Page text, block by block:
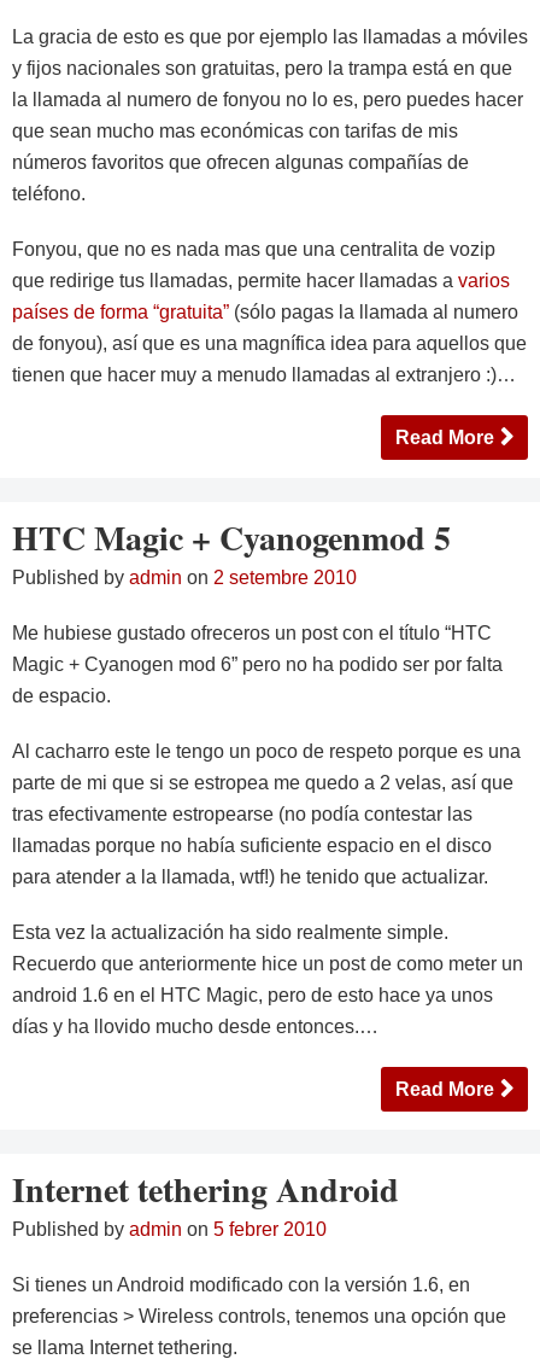
La gracia de esto es que por ejemplo las llamadas a móviles
y fijos nacionales son gratuitas, pero la trampa está en que
la llamada al numero de fonyou no lo es, pero puedes hacer
que sean mucho mas económicas con tarifas de mis
números favoritos que ofrecen algunas compañías de
teléfono.
Fonyou, que no es nada mas que una centralita de vozip
que redirige tus llamadas, permite hacer llamadas a varios
países de forma “gratuita” (sólo pagas la llamada al numero
de fonyou), así que es una magnífica idea para aquellos que
tienen que hacer muy a menudo llamadas al extranjero :)…
Read More
HTC Magic + Cyanogenmod 5
Published by admin on 2 setembre 2010
Me hubiese gustado ofreceros un post con el título “HTC
Magic + Cyanogen mod 6” pero no ha podido ser por falta
de espacio.
Al cacharro este le tengo un poco de respeto porque es una
parte de mi que si se estropea me quedo a 2 velas, así que
tras efectivamente estropearse (no podía contestar las
llamadas porque no había suficiente espacio en el disco
para atender a la llamada, wtf!) he tenido que actualizar.
Esta vez la actualización ha sido realmente simple.
Recuerdo que anteriormente hice un post de como meter un
android 1.6 en el HTC Magic, pero de esto hace ya unos
días y ha llovido mucho desde entonces.…
Read More
Internet tethering Android
Published by admin on 5 febrer 2010
Si tienes un Android modificado con la versión 1.6, en
preferencias > Wireless controls, tenemos una opción que
se llama Internet tethering.